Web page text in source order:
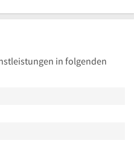
in folgenden